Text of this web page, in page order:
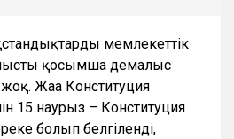
мемлекеттік
қосымша демалыс
жоқ. Жаңа Конституция
15 наурыз – Конституция
болып белгіленді,